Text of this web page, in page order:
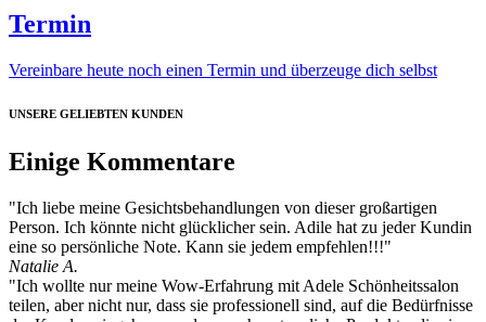
Termin
Vereinbare heute noch einen Termin und überzeuge dich selbst
UNSERE GELIEBTEN KUNDEN
Einige Kommentare
"Ich liebe meine Gesichtsbehandlungen von dieser großartigen
Person. Ich könnte nicht glücklicher sein. Adile hat zu jeder Kundin
eine so persönliche Note. Kann sie jedem empfehlen!!!"
Natalie A.
"Ich wollte nur meine Wow-Erfahrung mit Adele Schönheitssalon
teilen, aber nicht nur, dass sie professionell sind, auf die Bedürfnisse